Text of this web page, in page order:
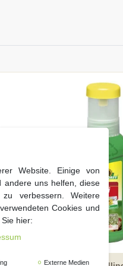
Website. Einige von
andere uns helfen, diese
verbessern. Weitere
Cookies und
hier:
Externe Medien